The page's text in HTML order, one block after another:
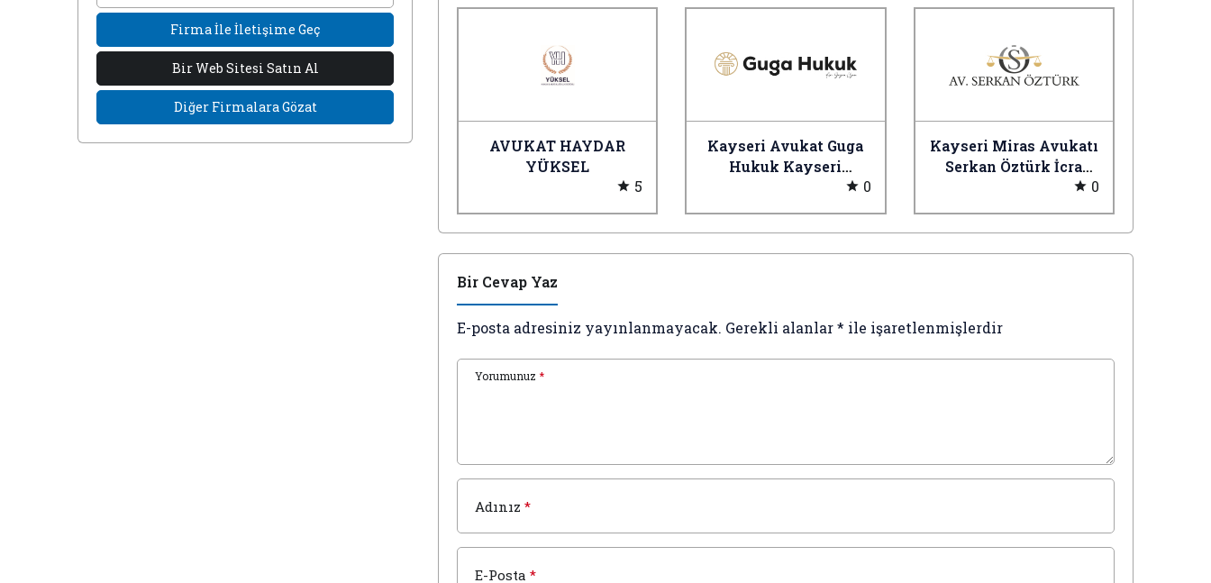
Firma İle İletişime Geç
Bir Web Sitesi Satın Al
Diğer Firmalara Gözat
AVUKAT HAYDAR
YÜKSEL
5
Kayseri Avukat Guga
Hukuk Kayseri
Boşanma Avukatı ve 0
Kayseri Miras Avukatı
Serkan Öztürk İcra
Avukatı Kayseri Ağır0
Bir Cevap Yaz
E-posta adresiniz yayınlanmayacak. Gerekli alanlar* ile işaretlenmişlerdir
Yorumunuz *
Adınız *
E-Posta *